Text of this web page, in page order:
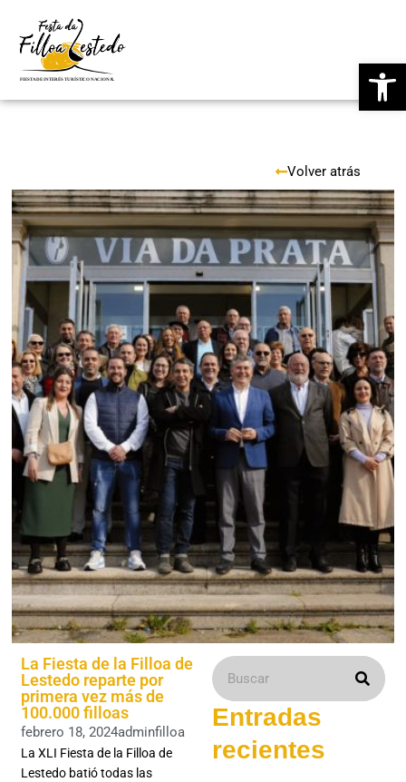
Saltar
al
Volver atrás
La Fiesta de la Filloa de
Lestedo reparte por
primera vez más de
100.000 filloas
febrero 18, 2024adminfilloa
La XLI Fiesta de la Filloa de
Lestedo batió todas las
Entradas
recientes